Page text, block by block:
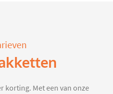
korting. Met een van onze